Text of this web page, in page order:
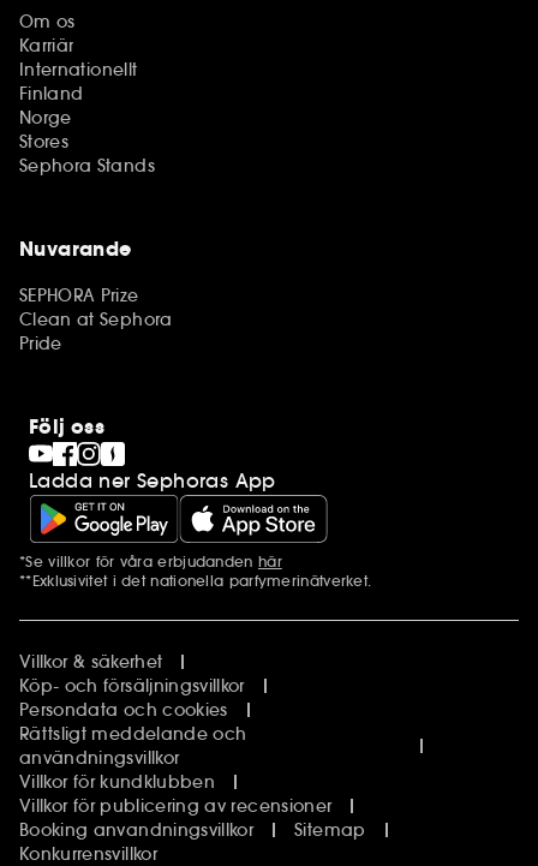
Om os
Karriär
Internationellt
Finland
Norge
Stores
Sephora Stands
Nuvarande
SEPHORA Prize
Clean at Sephora
Pride
Följ oss
Ladda ner Sephoras App
Ytterligare information
*Se villkor för våra erbjudanden här
**Exklusivitet i det nationella parfymerinätverket.
Villkor & säkerhet
Köp- och försäljningsvillkor
Persondata och cookies
Rättsligt meddelande och
användningsvillkor
Villkor för kundklubben
Villkor för publicering av recensioner
Booking anvandningsvillkor
Sitemap
Konkurrensvillkor